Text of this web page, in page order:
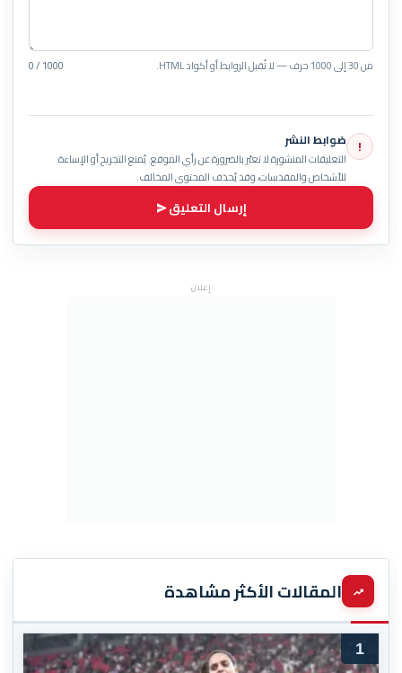
من 30 إلى 1000 حرف — لا تُقبل الروابط أو أكواد HTML. 0 / 1000
! ضوابط النشر
التعليقات المنشورة لا تعبّر بالضرورة عن رأي الموقع. يُمنع التجريح أو الإساءة
للأشخاص والمقدسات، وقد يُحذف المحتوى المخالف.
إرسال التعليق
إعلان
المقالات الأكثر مشاهدة
1